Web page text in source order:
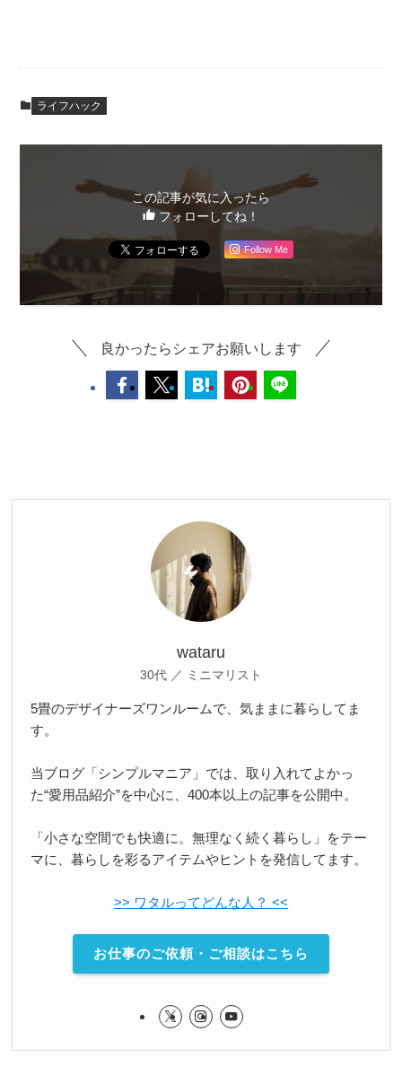
ライフハック
この記事が気に入ったら
フォローしてね！
Follow Me
良かったらシェアお願いします
wataru
30代 ／ ミニマリスト
5畳のデザイナーズワンルームで、気ままに暮らしてま
す。
当ブログ「シンプルマニア」では、取り入れてよかっ
た“愛用品紹介”を中心に、400本以上の記事を公開中。
「小さな空間でも快適に。無理なく続く暮らし」をテー
マに、暮らしを彩るアイテムやヒントを発信してます。
>> ワタルってどんな人？ <<
お仕事のご依頼・ご相談はこちら